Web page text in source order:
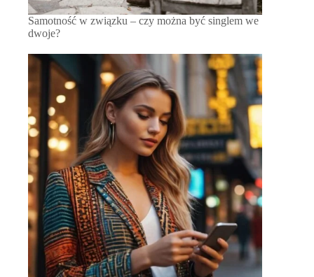
Samotność w związku – czy można być singlem we
dwoje?